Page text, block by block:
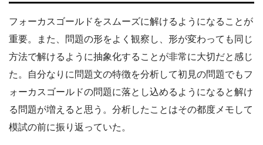
フォーカスゴールドをスムーズに解けるようになることが
重要。また、問題の形をよく観察し、形が変わっても同じ
方法で解けるように抽象化することが非常に大切だと感じ
た。自分なりに問題文の特徴を分析して初見の問題でもフ
ォーカスゴールドの問題に落とし込めるようになると解け
る問題が増えると思う。分析したことはその都度メモして
模試の前に振り返っていた。